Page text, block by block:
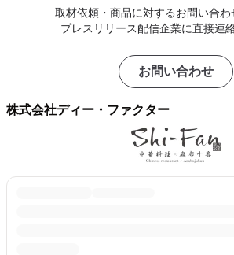
取材依頼・商品に対するお問い合わ
プレスリリース配信企業に直接連
お問い合わせ
株式会社ディー・ファクター